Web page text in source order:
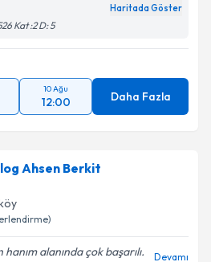
Haritada Göster
Kat :2 D: 5
10 Ağu
12:00 Daha Fazla
Ahsen Berkit
alanında çok başarılı.
Devamı